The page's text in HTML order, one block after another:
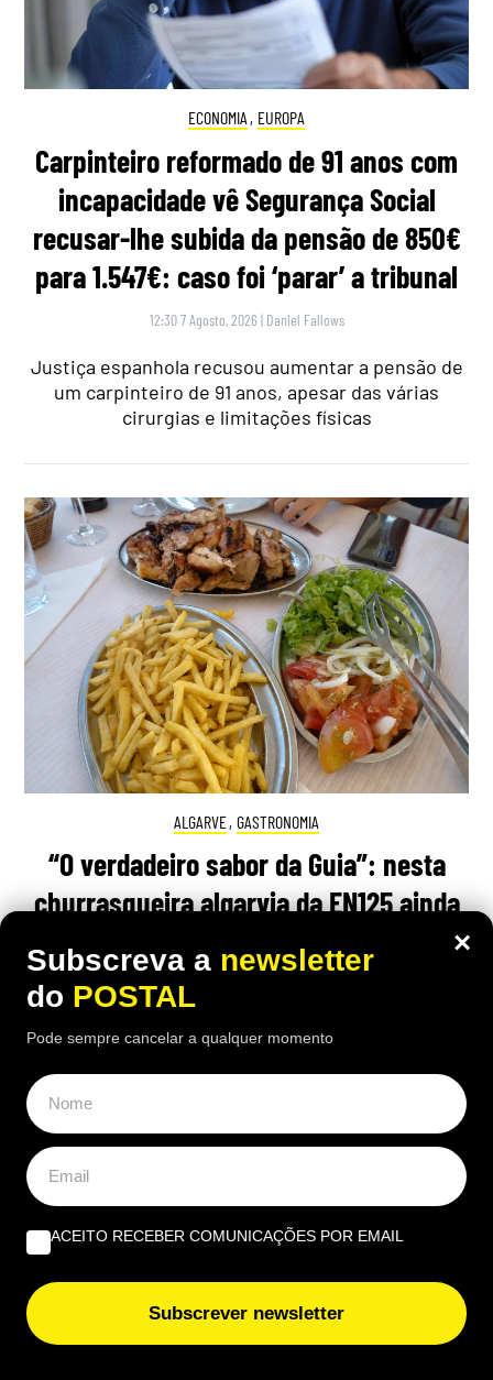
ECONOMIA , EUROPA
Carpinteiro reformado de 91 anos com
incapacidade vê Segurança Social
recusar-lhe subida da pensão de 850€
para 1.547€: caso foi ‘parar’ a tribunal
12:30 7 Agosto, 2026 | Daniel Fallows
Justiça espanhola recusou aumentar a pensão de
um carpinteiro de 91 anos, apesar das várias
cirurgias e limitações físicas
ALGARVE, GASTRONOMIA
“O verdadeiro sabor da Guia”: nesta
churrasqueira algarvia da EN125 ainda
pode comer “excelente frango à Guia”
por 6,50€
Há uma paragem na Nacional 125 onde uma das
receitas mais conhecidas de frango assado do
verão
×
Subscreva a newsletter
do POSTAL
Pode sempre cancelar a qualquer momento
ACEITO RECEBER COMUNICAÇÕES POR EMAIL
Subscrever newsletter